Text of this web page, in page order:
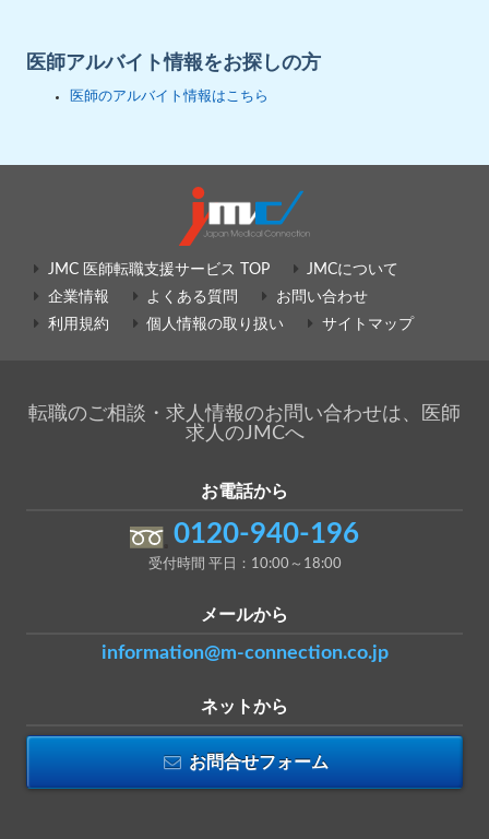
医師アルバイト情報をお探しの方
医師のアルバイト情報はこちら
JMC 医師転職支援サービス TOP
JMCについて
企業情報
よくある質問
お問い合わせ
利用規約
個人情報の取り扱い サイトマップ
転職のご相談・求人情報のお問い合わせは、医師
求人のJMCへ
お電話から
0120-940-196
受付時間 平日：10:00～18:00
メールから
information@m-connection.co.jp
ネットから
お問合せフォーム